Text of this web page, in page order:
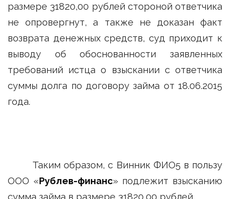
размере 31820,00 рублей стороной ответчика
не опровергнут, а также не доказан факт
возврата денежных средств, суд приходит к
выводу об обоснованности заявленных
требований истца о взыскании с ответчика
суммы долга по договору займа от 18.06.2015
года.
Таким образом, с Винник ФИО5 в пользу
ООО «Рублев-финанс» подлежит взысканию
сумма займа в размере 31820,00 рублей.